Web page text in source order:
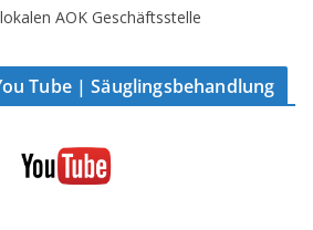
AOK Geschäftsstelle
Tube | Säuglingsbehandlung